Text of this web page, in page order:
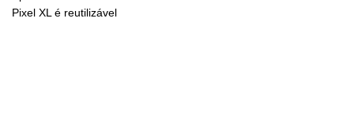
Pixel XL é reutilizável